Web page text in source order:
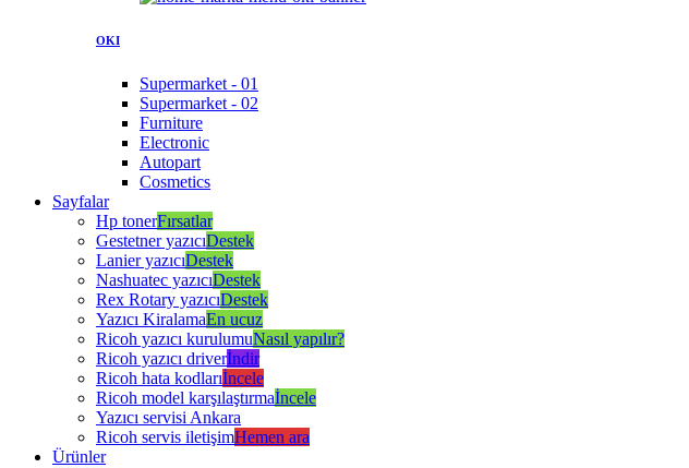
OKI
Supermarket - 01
Supermarket - 02
Furniture
Electronic
Autopart
Cosmetics
Sayfalar
Hp tonerFırsatlar
Gestetner yazıcıDestek
Lanier yazıcıDestek
Nashuatec yazıcıDestek
Rex Rotary yazıcıDestek
Yazıcı KiralamaEn ucuz
Ricoh yazıcı kurulumuNasıl yapılır?
Ricoh yazıcı driverİndir
Ricoh hata kodlarıİncele
Ricoh model karşılaştırmaİncele
Yazıcı servisi Ankara
Ricoh servis iletişimHemen ara
Ürünler